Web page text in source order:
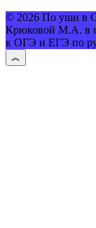
© 2026 По уши в
Крюковой М.А. в
к ОГЭ и ЕГЭ по